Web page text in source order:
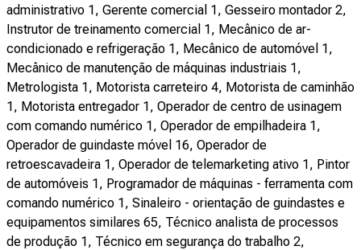
administrativo 1, Gerente comercial 1, Gesseiro montador 2,
Instrutor de treinamento comercial 1, Mecânico de ar-
condicionado e refrigeração 1, Mecânico de automóvel 1,
Mecânico de manutenção de máquinas industriais 1,
Metrologista 1, Motorista carreteiro 4, Motorista de caminhão
1, Motorista entregador 1, Operador de centro de usinagem
com comando numérico 1, Operador de empilhadeira 1,
Operador de guindaste móvel 16, Operador de
retroescavadeira 1, Operador de telemarketing ativo 1, Pintor
de automóveis 1, Programador de máquinas - ferramenta com
comando numérico 1, Sinaleiro - orientação de guindastes e
equipamentos similares 65, Técnico analista de processos
de produção 1, Técnico em segurança do trabalho 2,